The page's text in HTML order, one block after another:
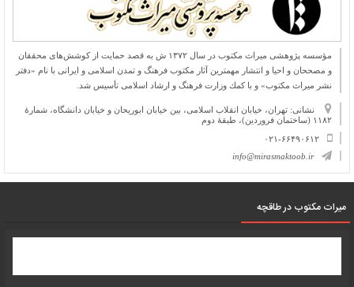
مؤسسه پژوهشی میراث مكتوب در سال ۱۳۷۲ ش به قصد حمایت از كوشش‌های محققان
و مصححان و احیا و انتشار مهمترین آثار مكتوب فرهنگ و تمدن اسلامی و ایرانی با نام «دفتر
نشر میراث مكتوب» و با كمك وزارت فرهنگ و ارشاد اسلامی تأسیس شد.
نشانی: تهران، خیابان انقلاب اسلامی، بین خیابان ابوریحان و خیابان دانشگاه، شمارۀ
۱۱۸۲ (ساختمان فروردین)، طبقۀ دوم
۰۲۱-۶۶۴۹۰۶۱۲
info@mirasmaktoob.ir
میرات مکتوب در طاقچه